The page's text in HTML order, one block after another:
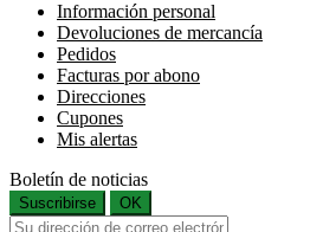
Información personal
Devoluciones de mercancía
Pedidos
Facturas por abono
Direcciones
Cupones
Mis alertas
Boletín de noticias
Suscribirse OK